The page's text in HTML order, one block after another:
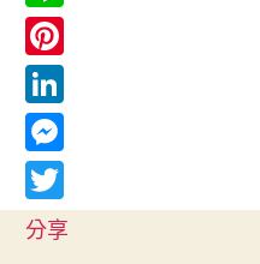
a
c
e
b
o
o
k
L
i
n
e
P
i
n
t
e
L
i
n
k
M
e
s
T
分享